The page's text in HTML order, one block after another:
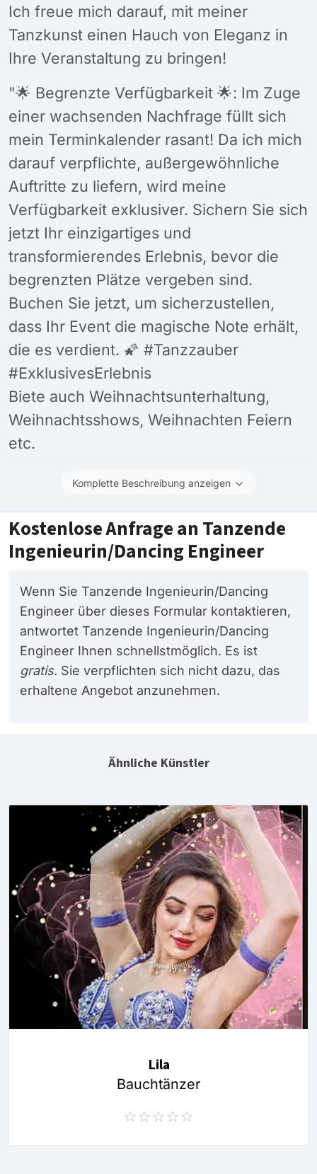
Ich freue mich darauf, mit meiner
Tanzkunst einen Hauch von Eleganz in
Ihre Veranstaltung zu bringen!
"🌟 Begrenzte Verfügbarkeit 🌟: Im Zuge
einer wachsenden Nachfrage füllt sich
mein Terminkalender rasant! Da ich mich
darauf verpflichte, außergewöhnliche
Auftritte zu liefern, wird meine
Verfügbarkeit exklusiver. Sichern Sie sich
jetzt Ihr einzigartiges und
transformierendes Erlebnis, bevor die
begrenzten Plätze vergeben sind.
Buchen Sie jetzt, um sicherzustellen,
dass Ihr Event die magische Note erhält,
die es verdient. 🌠 #Tanzzauber
#ExklusivesErlebnis
Biete auch Weihnachtsunterhaltung,
Weihnachtsshows, Weihnachten Feiern
etc.
Komplette Beschreibung anzeigen
Kostenlose Anfrage an Tanzende
Ingenieurin/Dancing Engineer
Wenn Sie Tanzende Ingenieurin/Dancing
Engineer über dieses Formular kontaktieren,
antwortet Tanzende Ingenieurin/Dancing
Engineer Ihnen schnellstmöglich. Es ist
gratis. Sie verpflichten sich nicht dazu, das
erhaltene Angebot anzunehmen.
Ähnliche Künstler
Lila
Bauchtänzer